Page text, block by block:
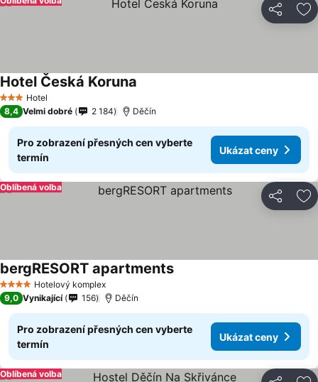
Sdílet
3 Počet hvězdiček
Hotel
Hotel Česká Koruna
8,4 Velmi dobré 2 184 Děčín
Pro zobrazení přesných cen vyberte
termín
Ukázat ceny
Sdílet
Oblíbená volba
4 Počet hvězdiček
Hotelový komplex
bergRESORT apartmentsUkázat ceny
9,0 Vynikající 156 Děčín
Pro zobrazení přesných cen vyberte
termín
Ukázat ceny
Oblíbená volba